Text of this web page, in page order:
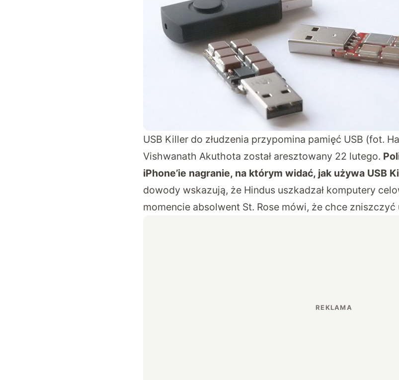
USB Killer do złudzenia przypomina pamięć USB (fot.
Vishwanath Akuthota został aresztowany 22 lutego.
iPhone’ie nagranie, na którym widać, jak używa USB
dowody wskazują, że Hindus uszkadzał komputery
momencie absolwent St. Rose mówi, że chce